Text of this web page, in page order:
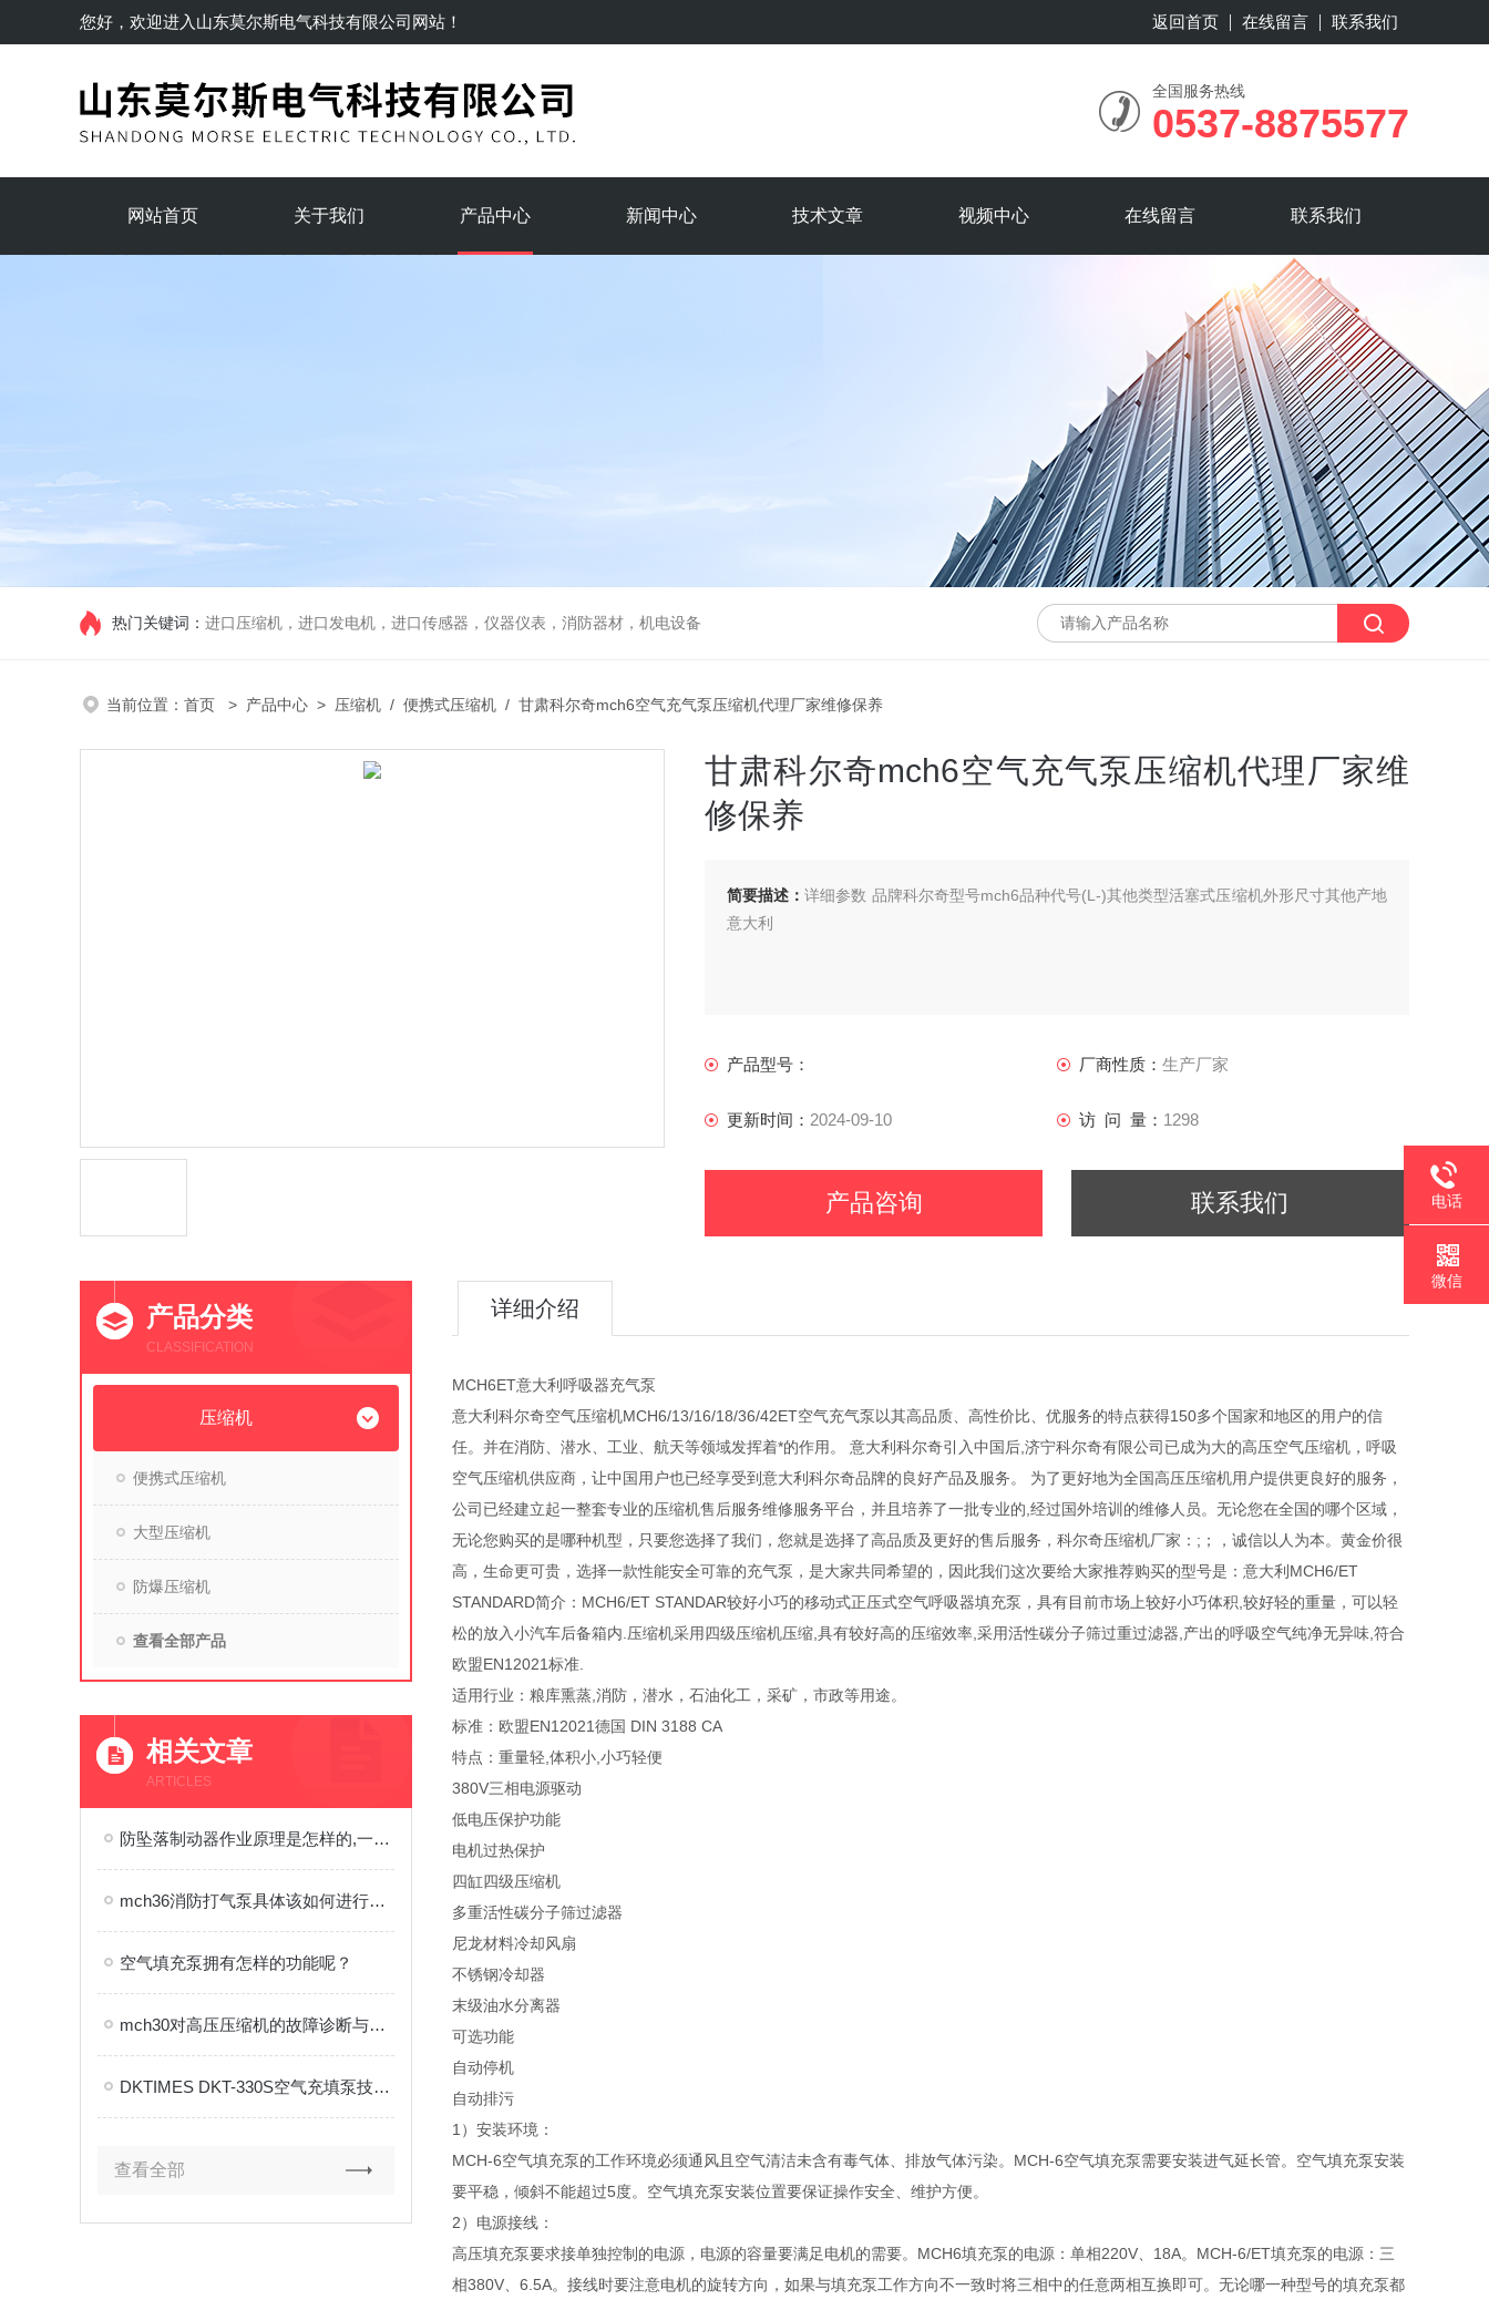
您好，欢迎进入 山东莫尔斯电气科技有限公司网站！ 返回首页 在线留言 联系我们
全国服务热线
0537-8875577
网站首页 关于我们 产品中心 新闻中心 技术文章 视频中心 在线留言 联系我们
热门关键词： 进口压缩机，进口发电机，进口传感器，仪器仪表，消防器材，机电设备
当前位置： 首页 > 产品中心 > 压缩机 / 便携式压缩机 / 甘肃科尔奇mch6空气充气泵压缩机代理厂家维修保养
甘肃科尔奇mch6空气充气泵压缩机代理厂家维
修保养
简要描述：详细参数 品牌科尔奇型号mch6品种代号(L-)其他类型活塞式压缩机外形尺寸其他产地
意大利
产品型号： 厂商性质： 生产厂家
更新时间： 2024-09-10 访 问 量： 1298
产品咨询 联系我们
产品分类
CLASSIFICATION
压缩机
便携式压缩机
大型压缩机
防爆压缩机
查看全部产品
相关文章
ARTICLES
防坠落制动器作业原理是怎样的,一文秒懂
mch36消防打气泵具体该如何进行使用呢？
空气填充泵拥有怎样的功能呢？
mch30对高压压缩机的故障诊断与状态监测非常有利
DKTIMES DKT-330S空气充填泵技术解析
查看全部
详细介绍
MCH6ET意大利呼吸器充气泵
意大利科尔奇空气压缩机MCH6/13/16/18/36/42ET空气充气泵以其高品质、高性价比、优服务的特点获得150多个国家和地区的用户的信
任。并在消防、潜水、工业、航天等领域发挥着*的作用。 意大利科尔奇引入中国后,济宁科尔奇有限公司已成为大的高压空气压缩机，呼吸
空气压缩机供应商，让中国用户也已经享受到意大利科尔奇品牌的良好产品及服务。 为了更好地为全国高压压缩机用户提供更良好的服务，
公司已经建立起一整套专业的压缩机售后服务维修服务平台，并且培养了一批专业的,经过国外培训的维修人员。无论您在全国的哪个区域，
无论您购买的是哪种机型，只要您选择了我们，您就是选择了高品质及更好的售后服务，科尔奇压缩机厂家：;；，诚信以人为本。黄金价很
高，生命更可贵，选择一款性能安全可靠的充气泵，是大家共同希望的，因此我们这次要给大家推荐购买的型号是：意大利MCH6/ET
STANDARD简介：MCH6/ET STANDAR较好小巧的移动式正压式空气呼吸器填充泵，具有目前市场上较好小巧体积,较好轻的重量，可以轻
松的放入小汽车后备箱内.压缩机采用四级压缩机压缩,具有较好高的压缩效率,采用活性碳分子筛过重过滤器,产出的呼吸空气纯净无异味,符合
欧盟EN12021标准.
适用行业：粮库熏蒸,消防，潜水，石油化工，采矿，市政等用途。
标准：欧盟EN12021德国 DIN 3188 CA
特点：重量轻,体积小,小巧轻便
380V三相电源驱动
低电压保护功能
电机过热保护
四缸四级压缩机
多重活性碳分子筛过滤器
尼龙材料冷却风扇
不锈钢冷却器
末级油水分离器
可选功能
自动停机
自动排污
1）安装环境：
MCH-6空气填充泵的工作环境必须通风且空气清洁未含有毒气体、排放气体污染。MCH-6空气填充泵需要安装进气延长管。空气填充泵安装
要平稳，倾斜不能超过5度。空气填充泵安装位置要保证操作安全、维护方便。
2）电源接线：
高压填充泵要求接单独控制的电源，电源的容量要满足电机的需要。MCH6填充泵的电源：单相220V、18A。MCH-6/ET填充泵的电源：三
相380V、6.5A。接线时要注意电机的旋转方向，如果与填充泵工作方向不一致时将三相中的任意两相互换即可。无论哪一种型号的填充泵都
电话
微信